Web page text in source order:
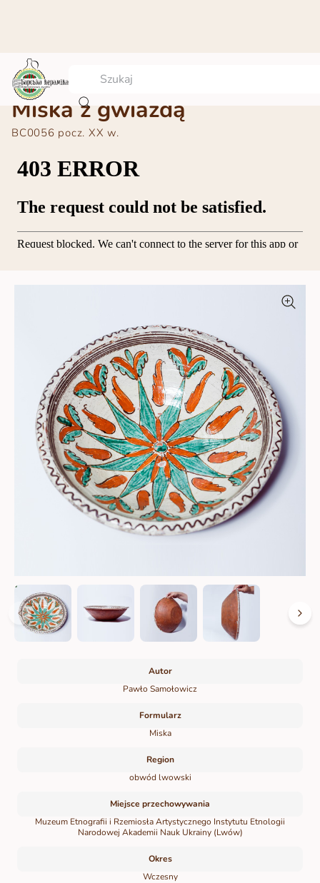
Miska z gwiazdą
BC0056 pocz. ХХ w.
Autor
Pawło Samołowicz
Formularz
Miska
Region
obwód lwowski
Miejsce przechowywania
Muzeum Etnografii i Rzemiosła Artystycznego Instytutu Etnologii
Narodowej Akademii Nauk Ukrainy (Lwów)
Okres
Wczesny